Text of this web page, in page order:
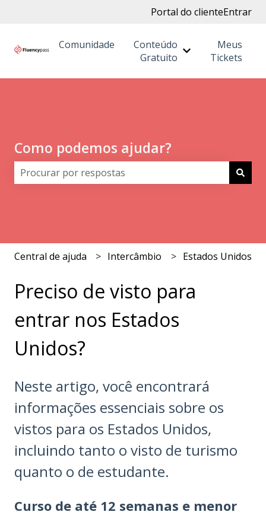
Portal do clienteEntrar
Comunidade
Conteúdo
Gratuito
Mostrar
Meus
Tickets
Como podemos ajudar?
Central de ajuda Intercâmbio Estados Unidos
Preciso de visto para
entrar nos Estados
Unidos?
Neste artigo, você encontrará
informações essenciais sobre os
vistos para os Estados Unidos,
incluindo tanto o visto de turismo
quanto o de estudante.
Curso de até 12 semanas e menor